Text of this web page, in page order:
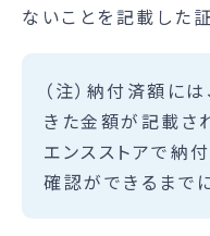
ないことを記載した
（注）納付済額に
きた金額が記載さ
エンスストアで納
確認ができるまで